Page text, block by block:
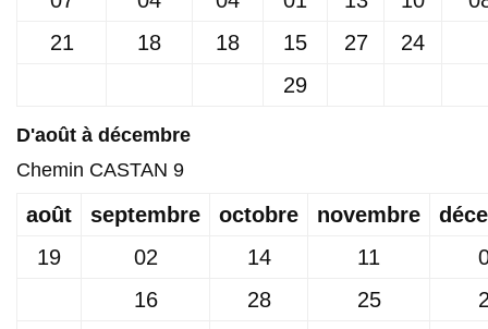
21
18 18 15 27
24
29
D'août à décembre
Chemin CASTAN 9
août septembre octobre novembre
19
02 14 11
16
28 25